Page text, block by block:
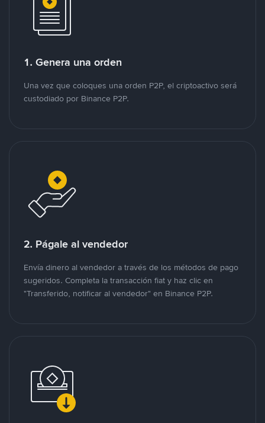
1. Genera una orden
Una vez que coloques una orden P2P, el criptoactivo será
custodiado por Binance P2P.
2. Págale al vendedor
Envía dinero al vendedor a través de los métodos de pago
sugeridos. Completa la transacción fiat y haz clic en
"Transferido, notificar al vendedor" en Binance P2P.